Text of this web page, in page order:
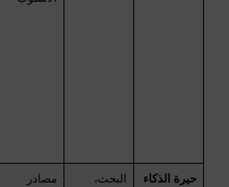
حيرة الذكاء
البحث،
مصادر